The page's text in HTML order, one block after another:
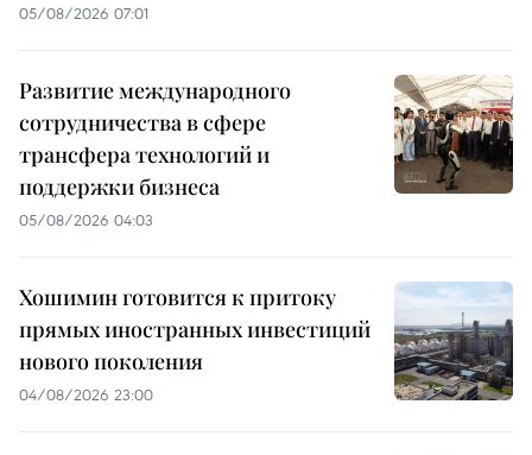
05/08/2026 07:01
Развитие международного
сотрудничества в сфере
трансфера технологий и
поддержки бизнеса
05/08/2026 04:03
Хошимин готовится к притоку
прямых иностранных инвестиций
нового поколения
04/08/2026 23:00